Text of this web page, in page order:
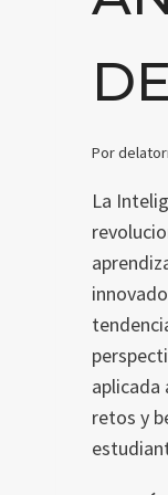
Por
La
aplicada
retos y